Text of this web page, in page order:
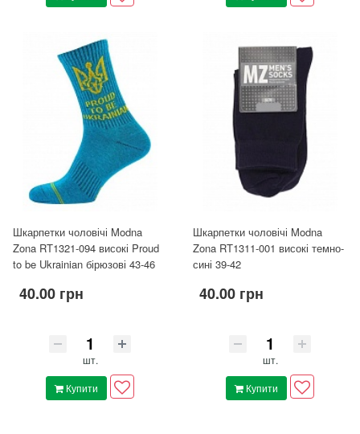
Шкарпетки чоловічі Modna
Zona RT1321-094 високі Proud
to be Ukrainian бірюзові 43-46
40.00 грн
шт.
Купити
Шкарпетки чоловічі Modna
Zona RT1311-001 високі темно-
сині 39-42
40.00 грн
шт.
Купити